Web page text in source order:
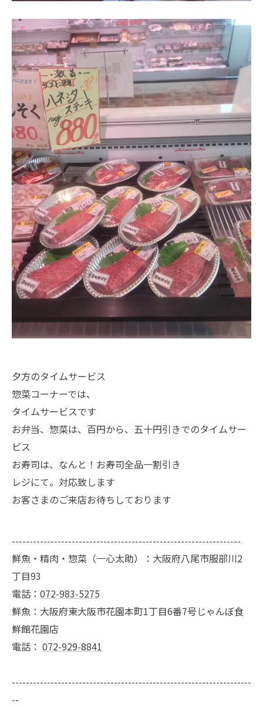
夕方のタイムサービス
惣菜コーナーでは、
タイムサービスです
お弁当、惣菜は、百円から、五十円引きでのタイムサー
ビス
お寿司は、なんと！お寿司全品一割引き
レジにて。対応致します
お客さまのご来店お待ちしております
-----------------------------------------------------------------
鮮魚・精肉・惣菜（一心太助）：大阪府八尾市服部川2
丁目93
電話： 072-983-5275
鮮魚：大阪府東大阪市花園本町1丁目6番7号じゃんぼ食
鮮館花園店
電話： 072-929-8841
--------------------------------------------------------------------
--